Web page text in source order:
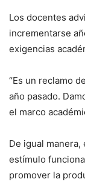
Los docentes
incrementarse
exigencias
“Es un reclamo
año pasado.
el marco
De igual
estímulo
promover la